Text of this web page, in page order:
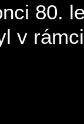
80.
v